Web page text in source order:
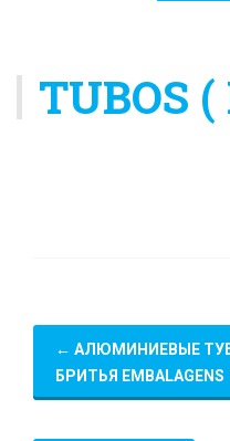
TUBOS (
← АЛЮМИНИЕВЫЕ
БРИТЬЯ EMBALAGENS